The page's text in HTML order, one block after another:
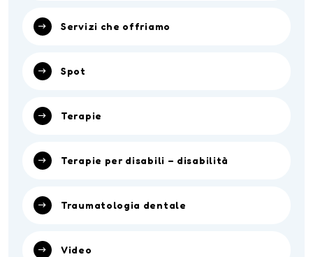
Servizi che offriamo
Spot
Terapie
Terapie per disabili – disabilità
Traumatologia dentale
Video